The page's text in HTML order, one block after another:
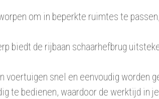
om in beperkte ruimtes te
biedt de rijbaan schaarhefbrug
snel en eenvoudig worden
te bedienen, waardoor de werktijd in